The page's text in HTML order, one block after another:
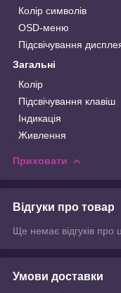
Колір символів
OSD-меню
Підсвічування
Загальні
Колір
Підсвічування клавіш
Індикація
Живлення
Приховати
Відгуки про товар
Ще немає відгуків про
Умови доставки